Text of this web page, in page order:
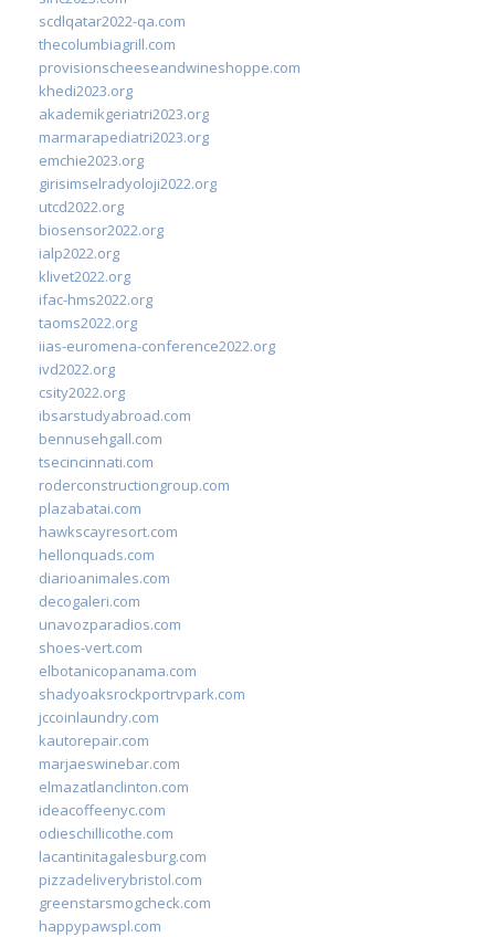
scdlqatar2022-qa.com
thecolumbiagrill.com
provisionscheeseandwineshoppe.com
khedi2023.org
akademikgeriatri2023.org
marmarapediatri2023.org
emchie2023.org
girisimselradyoloji2022.org
utcd2022.org
biosensor2022.org
ialp2022.org
klivet2022.org
ifac-hms2022.org
taoms2022.org
iias-euromena-conference2022.org
ivd2022.org
csity2022.org
ibsarstudyabroad.com
bennusehgall.com
tsecincinnati.com
roderconstructiongroup.com
plazabatai.com
hawkscayresort.com
hellonquads.com
diarioanimales.com
decogaleri.com
unavozparadios.com
shoes-vert.com
elbotanicopanama.com
shadyoaksrockportrvpark.com
jccoinlaundry.com
kautorepair.com
marjaeswinebar.com
elmazatlanclinton.com
ideacoffeenyc.com
odieschillicothe.com
lacantinitagalesburg.com
pizzadeliverybristol.com
greenstarsmogcheck.com
happypawspl.com